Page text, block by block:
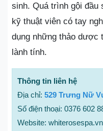
sinh. Quá trình gội
kỹ thuật viên có tay
dụng những thảo dược
lành tính.
Thông tin liên hệ
Địa chỉ: 529 Trưng Nữ
Số điện thoại: 0376 602
Website: whiterosespa.vn